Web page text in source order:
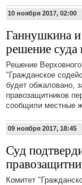
10 ноября 2017, 02:00
Ганнушкина и
решение
Решение
"Гражданское
будет обжаловано,
правозащитников
сообщили местные
09 ноября 2017, 18:45
Суд
Комитет